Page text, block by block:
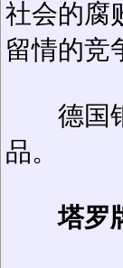
社会的腐
留情的竞
德国钢
品。
塔罗